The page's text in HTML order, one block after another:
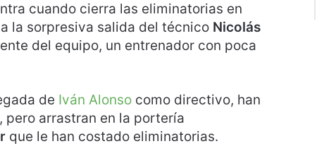
cuando cierra las eliminatorias en
la sorpresiva salida del técnico Nicolás
del equipo, un entrenador con poca
de Iván Alonso como directivo, han
arrastran en la portería
que le han costado eliminatorias.